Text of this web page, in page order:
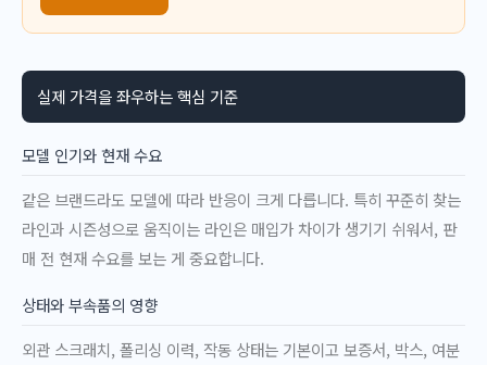
실제 가격을 좌우하는 핵심 기준
모델 인기와 현재 수요
같은 브랜드라도 모델에 따라 반응이 크게 다릅니다. 특히 꾸준히 찾는
라인과 시즌성으로 움직이는 라인은 매입가 차이가 생기기 쉬워서, 판
매 전 현재 수요를 보는 게 중요합니다.
상태와 부속품의 영향
외관 스크래치, 폴리싱 이력, 작동 상태는 기본이고 보증서, 박스, 여분